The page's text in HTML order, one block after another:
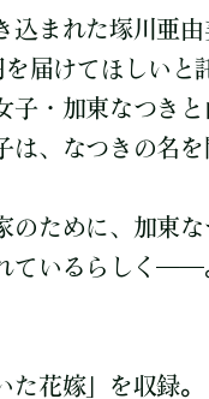
込まれた塚川亜
届けてほしいと
子・加東なつき
は、なつきの名
のために、加東
ているらしく――
花嫁」を収録。